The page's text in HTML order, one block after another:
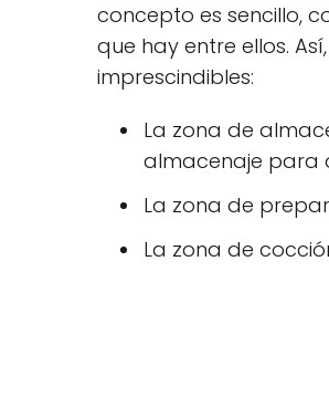
concepto es sencillo,
que hay entre ellos.
imprescindibles:
La zona de
almacenaje para
La zona de
La zona de